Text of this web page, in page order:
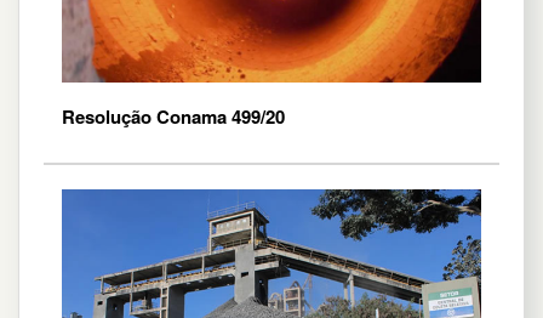
Resolução Conama 499/20